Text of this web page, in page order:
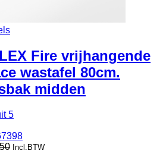
Fire vrijhangende
wastafel 80cm.
midden
5
Incl.BTW